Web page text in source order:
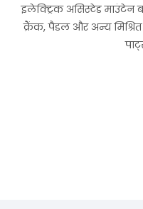
इलेक्ट्रिक असिस्टेड माउंटेन
क्रैंक, पैडल और अन्य